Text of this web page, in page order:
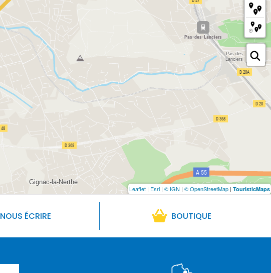
Leaflet | Esri | © IGN | © OpenStreetMap | TouristicMaps
NOUS ÉCRIRE BOUTIQUE